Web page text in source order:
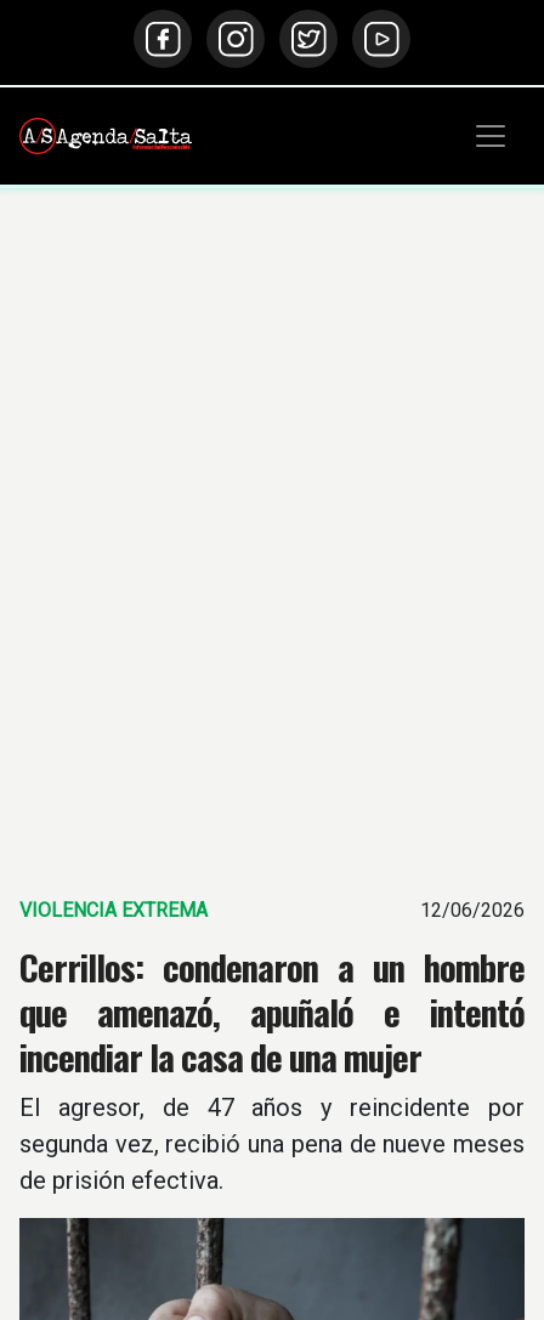
VIOLENCIA EXTREMA 12/06/2026
Cerrillos: condenaron a un hombre
que amenazó, apuñaló e intentó
incendiar la casa de una mujer
El agresor, de 47 años y reincidente por
segunda vez, recibió una pena de nueve meses
de prisión efectiva.